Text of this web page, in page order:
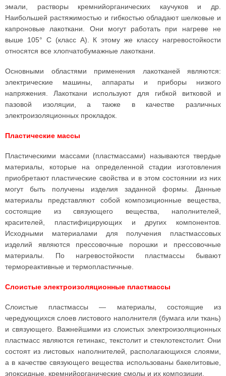
эмали, растворы кремнийорганических каучуков и др.
Наибольшей растяжимостью и гибкостью обладают шелковые и
капроновые лакоткани. Они могут работать при нагреве не
выше 105° С (класс А). К этому же классу нагревостойкости
относятся все хлопчатобумажные лакоткани.
Основными областями применения лакотканей являются:
электрические машины, аппараты и приборы низкого
напряжения. Лакоткани используют для гибкой витковой и
пазовой изоляции, а также в качестве различных
электроизоляционных прокладок.
Пластические массы
Пластическими массами (пластмассами) называются твердые
материалы, которые на определенной стадии изготовления
приобретают пластические свойства и в этом состоянии из них
могут быть получены изделия заданной формы. Данные
материалы представляют собой композиционные вещества,
состоящие из связующего вещества, наполнителей,
красителей, пластифицирующих и других компонентов.
Исходными материалами для получения пластмассовых
изделий являются прессовочные порошки и прессовочные
материалы. По нагревостойкости пластмассы бывают
термореактивные и термопластичные.
Слоистые электроизоляционные пластмассы
Слоистые пластмассы — материалы, состоящие из
чередующихся слоев листового наполнителя (бумага или ткань)
и связующего. Важнейшими из слоистых электроизоляционных
пластмасс являются гетинакс, текстолит и стеклотекстолит. Они
состоят из листовых наполнителей, располагающихся слоями,
а в качестве связующего вещества использованы бакелитовые,
эпоксидные, кремнийорганические смолы и их композиции.